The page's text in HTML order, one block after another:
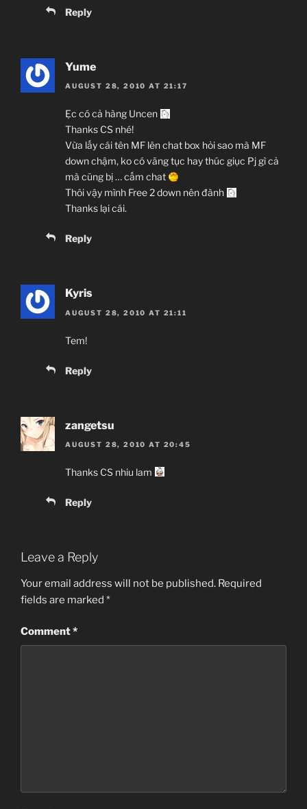
Reply
Yume
AUGUST 28, 2010 AT 21:17
Ẹc có cả hàng Uncen
Thanks CS nhé!
Vừa lấy cái tên MF lên chat box hỏi sao mà MF
down chậm, ko có văng tục hay thúc giục Pj gì cả
mà cũng bị … cấm chat
Thôi vậy mình Free 2 down nên đành
Thanks lại cái.
Reply
Kyris
AUGUST 28, 2010 AT 21:11
Tem!
Reply
zangetsu
AUGUST 28, 2010 AT 20:45
Thanks CS nhiu lam
Reply
Leave a Reply
Your email address will not be published. Required
fields are marked *
Comment*